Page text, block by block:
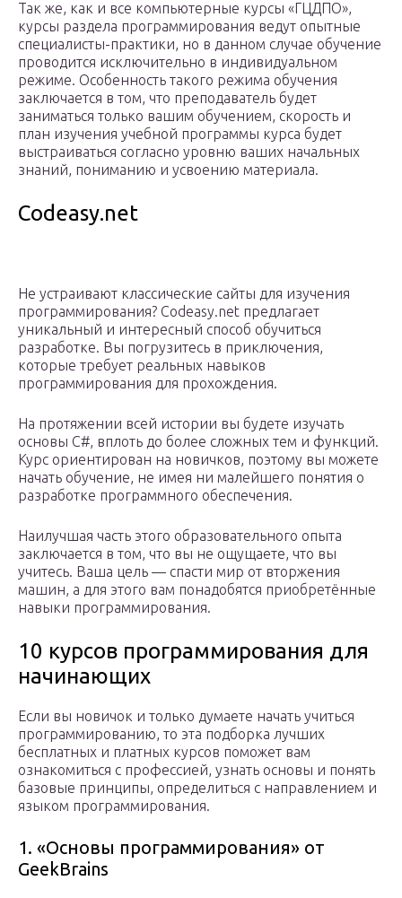
Так же, как и все компьютерные курсы «ГЦДПО»,
курсы раздела программирования ведут опытные
специалисты-практики, но в данном случае обучение
проводится исключительно в индивидуальном
режиме. Особенность такого режима обучения
заключается в том, что преподаватель будет
заниматься только вашим обучением, скорость и
план изучения учебной программы курса будет
выстраиваться согласно уровню ваших начальных
знаний, пониманию и усвоению материала.
Codeasy.net
Не устраивают классические сайты для изучения
программирования? Codeasy.net предлагает
уникальный и интересный способ обучиться
разработке. Вы погрузитесь в приключения,
которые требует реальных навыков
программирования для прохождения.
На протяжении всей истории вы будете изучать
основы C#, вплоть до более сложных тем и функций.
Курс ориентирован на новичков, поэтому вы можете
начать обучение, не имея ни малейшего понятия о
разработке программного обеспечения.
Наилучшая часть этого образовательного опыта
заключается в том, что вы не ощущаете, что вы
учитесь. Ваша цель — спасти мир от вторжения
машин, а для этого вам понадобятся приобретённые
навыки программирования.
10 курсов программирования для
начинающих
Если вы новичок и только думаете начать учиться
программированию, то эта подборка лучших
бесплатных и платных курсов поможет вам
ознакомиться с профессией, узнать основы и понять
базовые принципы, определиться с направлением и
языком программирования.
1. «Основы программирования» от
GeekBrains